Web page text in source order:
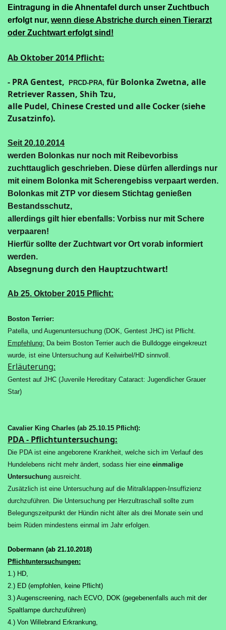
Eintragung in die Ahnentafel durch unser Zuchtbuch
erfolgt nur, wenn diese Abstriche durch einen Tierarzt
oder Zuchtwart erfolgt sind!
Ab Oktober 2014 Pflicht:
- PRA Gentest, PRCD-PRA, für Bolonka Zwetna, alle
Retriever Rassen, Shih Tzu,
alle Pudel, Chinese Crested und alle Cocker (siehe
Zusatzinfo).
Seit 20.10.2014
werden Bolonkas nur noch mit Reibevorbiss
zuchttauglich geschrieben. Diese dürfen allerdings nur
mit einem Bolonka mit Scherengebiss verpaart werden.
Bolonkas mit ZTP vor diesem Stichtag genießen
Bestandsschutz,
allerdings gilt hier ebenfalls: Vorbiss nur mit Schere
verpaaren!
Hierfür sollte der Zuchtwart vor Ort vorab informiert
werden.
Absegnung durch den Hauptzuchtwart!
Ab 25. Oktober 2015 Pflicht:
Boston Terrier:
Patella, und Augenuntersuchung (DOK, Gentest JHC) ist Pflicht.
Empfehlung: Da beim Boston Terrier auch die Bulldogge eingekreuzt
wurde, ist eine Untersuchung auf Keilwirbel/HD sinnvoll.
Erläuterung:
Gentest auf JHC (Juvenile Hereditary Cataract: Jugendlicher Grauer
Star)
Cavalier King Charles (ab 25.10.15 Pflicht):
PDA - Pflichtuntersuchung:
Die PDA ist eine angeborene Krankheit, welche sich im Verlauf des
Hundelebens nicht mehr ändert, sodass hier eine einmalige
Untersuchung ausreicht.
Zusätzlich ist eine Untersuchung auf die Mitralklappen-Insuffizienz
durchzuführen. Die Untersuchung per Herzultraschall sollte zum
Belegungszeitpunkt der Hündin nicht älter als drei Monate sein und
beim Rüden mindestens einmal im Jahr erfolgen.
Dobermann (ab 21.10.2018)
Pflichtuntersuchungen:
1.) HD,
2.) ED (empfohlen, keine Pflicht)
3.) Augenscreening, nach ECVO, DOK (gegebenenfalls auch mit der
Spaltlampe durchzuführen)
4.) Von Willebrand Erkrankung,